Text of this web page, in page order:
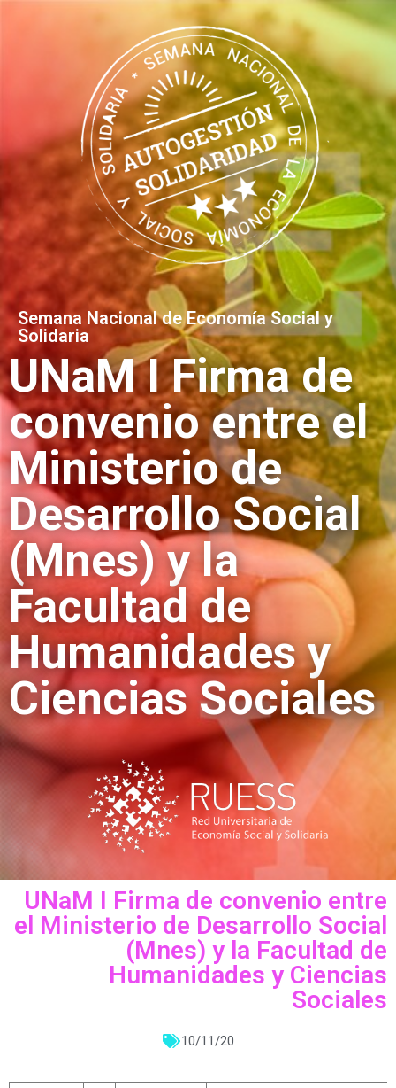
Semana Nacional de Economía Social y
Solidaria
UNaM I Firma de
convenio entre el
Ministerio de
Desarrollo Social
(Mnes) y la
Facultad de
Humanidades y
Ciencias Sociales
UNaM I Firma de convenio entre
el Ministerio de Desarrollo Social
(Mnes) y la Facultad de
Humanidades y Ciencias
Sociales
10/11/20